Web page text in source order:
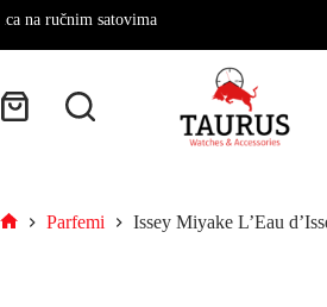
satovima
Parfemi Issey Miyake L’Eau